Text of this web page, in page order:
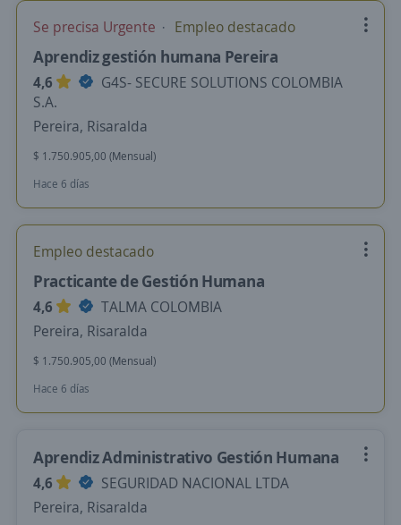
Se precisa Urgente Empleo destacado
Aprendiz gestión humana Pereira
4,6
G4S- SECURE SOLUTIONS COLOMBIA
S.A.
Pereira, Risaralda
$ 1.750.905,00 (Mensual)
Hace 6 días
Empleo destacado
Practicante de Gestión Humana
4,6
TALMA COLOMBIA
Pereira, Risaralda
$ 1.750.905,00 (Mensual)
Hace 6 días
Aprendiz Administrativo Gestión Humana
4,6
SEGURIDAD NACIONAL LTDA
Pereira, Risaralda